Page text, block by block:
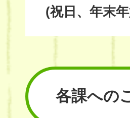
(祝日、年末
各課への